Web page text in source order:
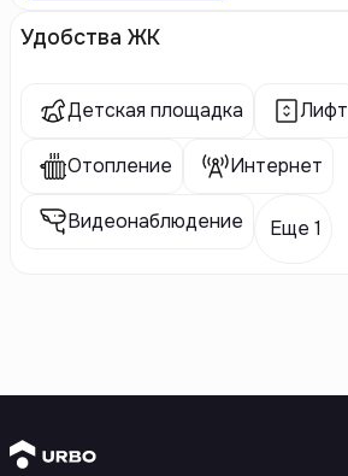
Удобства ЖК
Детская площадка Лифт
Отопление Интернет
Видеонаблюдение Еще 1